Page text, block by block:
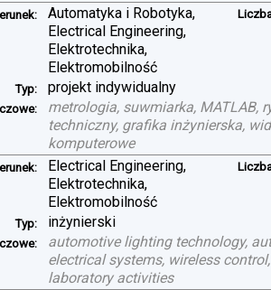
Automatyka i Robotyka,
Electrical Engineering,
Elektrotechnika,
Elektromobilność
Typ: projekt indywidualny
metrologia, suwmiarka, MATLAB,
techniczny, grafika inżynierska,
komputerowe
Electrical Engineering,
Elektrotechnika,
Elektromobilność
Typ: inżynierski
automotive lighting technology,
electrical systems, wireless
laboratory activities